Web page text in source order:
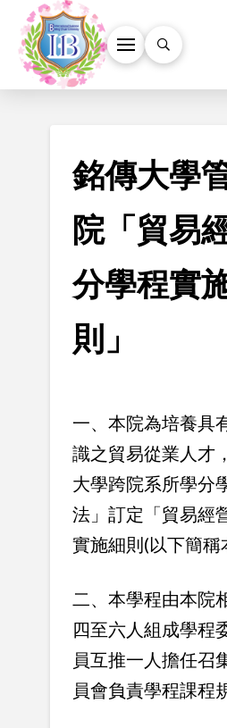
銘傳大學
院「貿易
分學程實
則」
一、本院為培養具
識之貿易從業人才
大學跨院系所學分
法」訂定「貿易經
實施細則(以下簡稱
二、本學程由本院
四至六人組成學程
員互推一人擔任召
員會負責學程課程